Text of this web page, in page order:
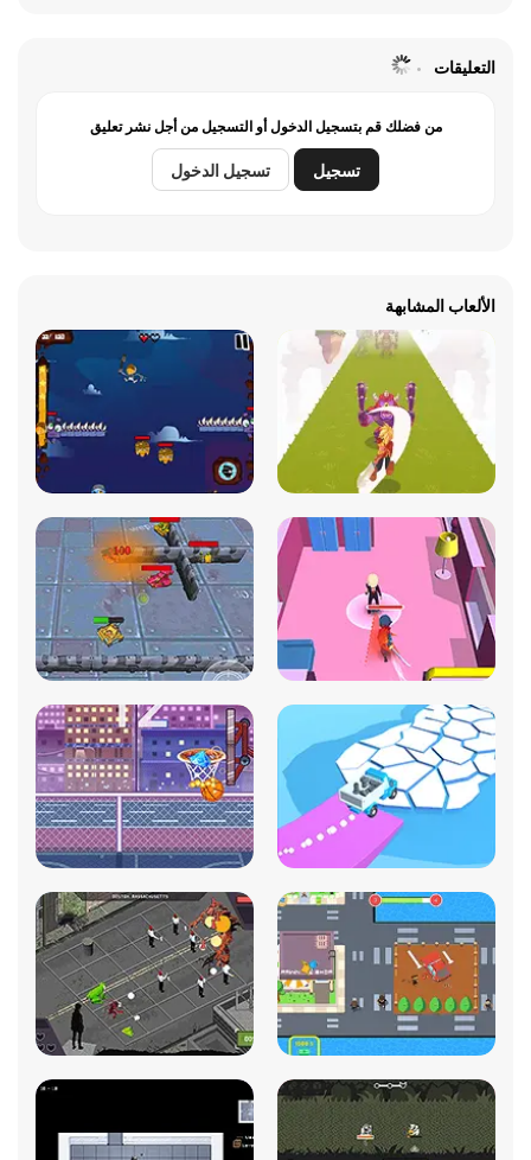
التعليقات
من فضلك قم بتسجيل الدخول أو التسجيل من أجل نشر تعليق
تسجيل تسجيل الدخول
الألعاب المشابهة